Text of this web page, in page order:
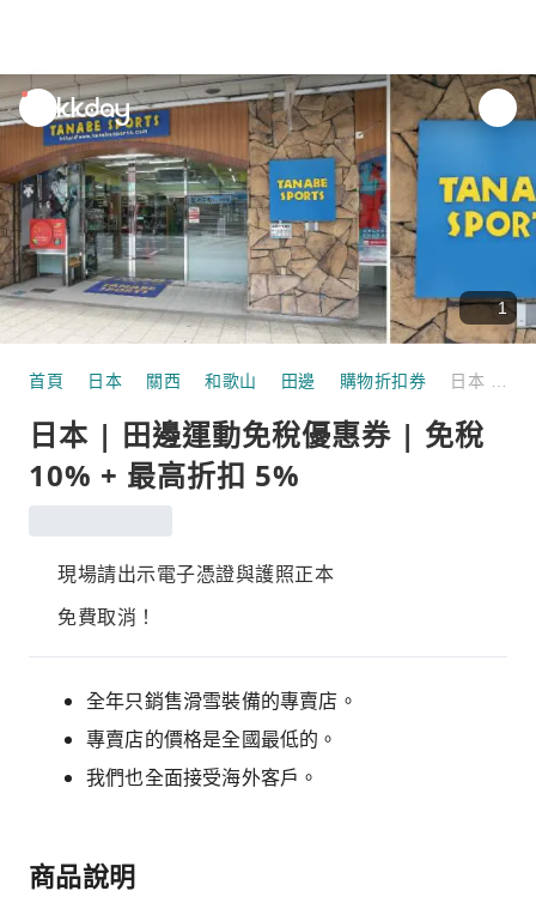
unread
notifications
1
首頁 日本 關西 和歌山 田邊 購物折扣券
日本 | 田邊運動免稅優惠券 | 免稅
10% + 最高折扣 5%
現場請出示電子憑證與護照正本
免費取消！
全年只銷售滑雪裝備的專賣店。
專賣店的價格是全國最低的。
我們也全面接受海外客戶。
商品說明